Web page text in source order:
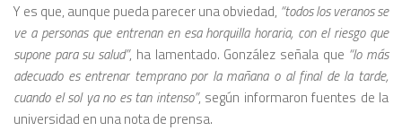
Y es que, aunque pueda parecer una obviedad, “todos los veranos se
ve a personas que entrenan en esa horquilla horaria, con el riesgo que
supone para su salud”, ha lamentado. González señala que “lo más
adecuado es entrenar temprano por la mañana o al final de la tarde,
cuando el sol ya no es tan intenso”, según informaron fuentes de la
universidad en una nota de prensa.